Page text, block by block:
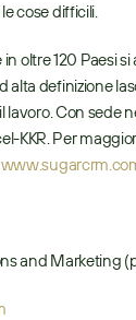
cose difficili.
alta definizione
Con sede
KKR. Per
and Marketing